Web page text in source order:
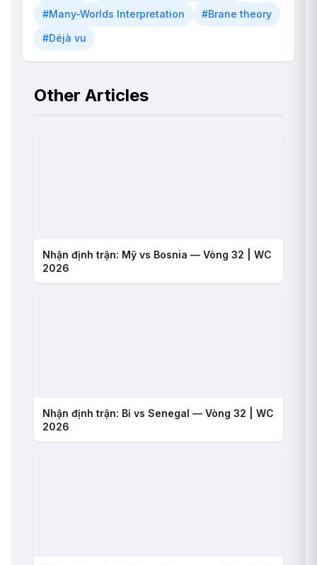
#Many-Worlds Interpretation
#Brane theory
#Déjà vu
Other Articles
Nhận định trận: Mỹ vs Bosnia — Vòng 32 | WC
2026
Nhận định trận: Bỉ vs Senegal — Vòng 32 | WC
2026